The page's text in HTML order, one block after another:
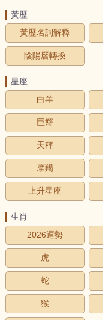
黃歷
黃歷名詞解釋
陰陽曆轉換
星座
白羊
巨蟹
天秤
摩羯
上升星座
生肖
2026運勢
虎
蛇
猴